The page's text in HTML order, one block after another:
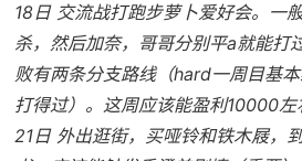
18日 交流战打跑步萝卜爱好会。一
杀，然后加奈，哥哥分别平a就能打
败有两条分支路线（hard一周目基
打得过）。这周应该能盈利10000左
21日 外出逛街，买哑铃和铁木屐，